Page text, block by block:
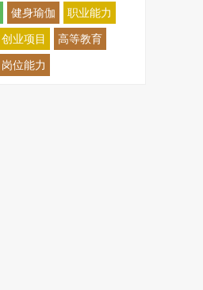
健身瑜伽 职业能力
创业项目 高等教育
岗位能力